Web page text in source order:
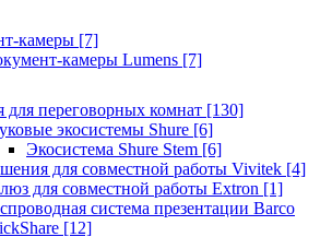
камеры [7]
камеры Lumens [7]
для переговорных комнат [130]
экосистемы Shure [6]
Экосистема Shure Stem [6]
для совместной работы Vivitek [4]
для совместной работы Extron [1]
система презентации Barco
[12]